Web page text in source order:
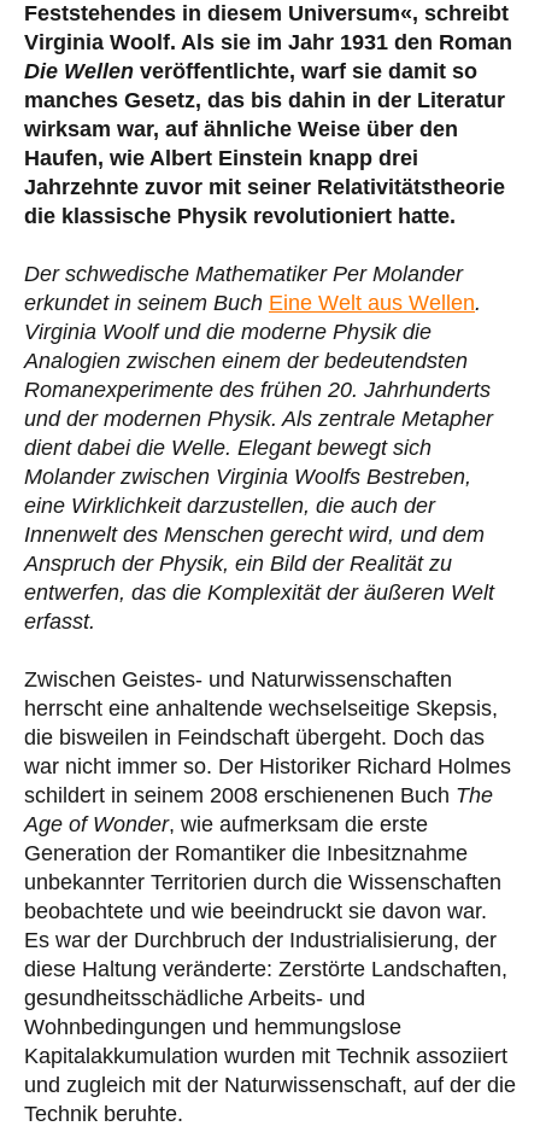
Feststehendes in diesem Universum«, schreibt
Virginia Woolf. Als sie im Jahr 1931 den Roman
Die Wellen veröffentlichte, warf sie damit so
manches Gesetz, das bis dahin in der Literatur
wirksam war, auf ähnliche Weise über den
Haufen, wie Albert Einstein knapp drei
Jahrzehnte zuvor mit seiner Relativitätstheorie
die klassische Physik revolutioniert hatte.
Der schwedische Mathematiker Per Molander
erkundet in seinem Buch Eine Welt aus Wellen.
Virginia Woolf und die moderne Physik die
Analogien zwischen einem der bedeutendsten
Romanexperimente des frühen 20. Jahrhunderts
und der modernen Physik. Als zentrale Metapher
dient dabei die Welle. Elegant bewegt sich
Molander zwischen Virginia Woolfs Bestreben,
eine Wirklichkeit darzustellen, die auch der
Innenwelt des Menschen gerecht wird, und dem
Anspruch der Physik, ein Bild der Realität zu
entwerfen, das die Komplexität der äußeren Welt
erfasst.
Zwischen Geistes- und Naturwissenschaften
herrscht eine anhaltende wechselseitige Skepsis,
die bisweilen in Feindschaft übergeht. Doch das
war nicht immer so. Der Historiker Richard Holmes
schildert in seinem 2008 erschienenen Buch The
Age of Wonder, wie aufmerksam die erste
Generation der Romantiker die Inbesitznahme
unbekannter Territorien durch die Wissenschaften
beobachtete und wie beeindruckt sie davon war.
Es war der Durchbruch der Indus­trialisierung, der
diese Haltung veränderte: Zerstörte Landschaften,
gesundheitsschädliche Arbeits- und
Wohnbedingungen und hemmungslose
Kapitalakkumulation wurden mit Technik assoziiert
und zugleich mit der Naturwissenschaft, auf der die
Technik beruhte.